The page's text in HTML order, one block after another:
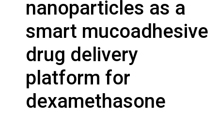
nanoparticles as a
smart mucoadhesive
drug delivery
platform for
dexamethasone